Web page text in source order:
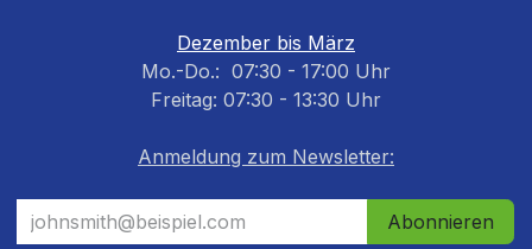
Dezember bis März
Mo.-Do.: 07:30 - 17:00 Uhr
Freitag: 07:30 - 13:30 Uhr
Anmeldung zum Newsletter:
Abonnieren